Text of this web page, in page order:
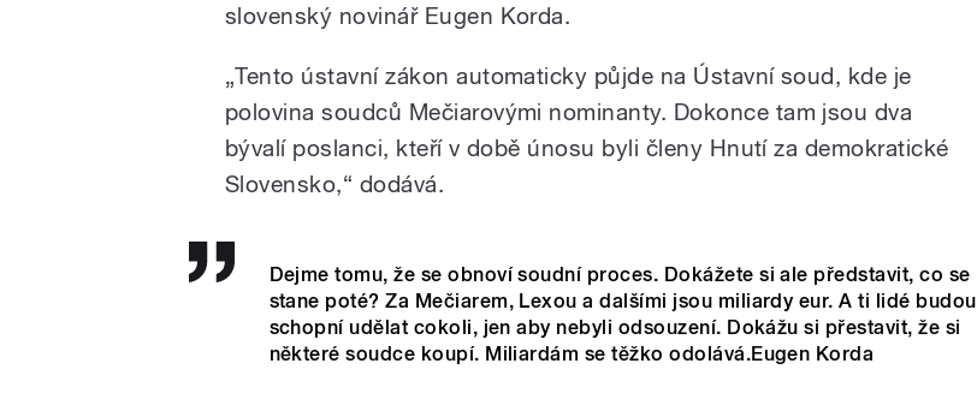
slovenský novinář Eugen Korda.
„Tento ústavní zákon automaticky půjde na Ústavní soud, kde je
polovina soudců Mečiarovými nominanty. Dokonce tam jsou dva
bývalí poslanci, kteří v době únosu byli členy Hnutí za demokratické
Slovensko,“ dodává.
Dejme tomu, že se obnoví soudní proces. Dokážete si ale představit, co se
stane poté? Za Mečiarem, Lexou a dalšími jsou miliardy eur. A ti lidé budou
schopní udělat cokoli, jen aby nebyli odsouzení. Dokážu si přestavit, že si
některé soudce koupí. Miliardám se těžko odolává.Eugen Korda